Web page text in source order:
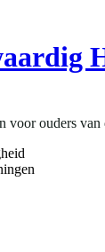
voor ouders van